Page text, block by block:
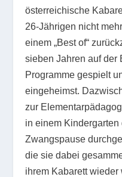
österreichische
26-Jährigen nicht
einem „Best of“
sieben Jahren auf der
Programme gespielt
eingeheimst.
zur
in einem
Zwangspause
die sie dabei
ihrem Kabarett